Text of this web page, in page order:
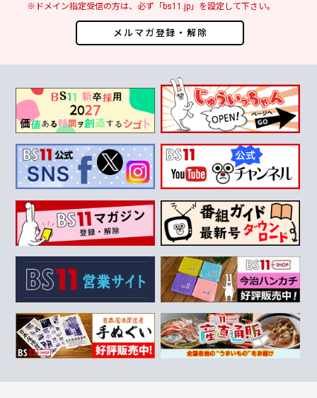
メルマガ登録・解除
※ドメイン指定受信の方は、必ず「bs11.jp」を設定して下さい。